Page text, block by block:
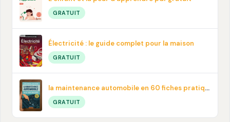
GRATUIT
Électricité : le guide complet pour la maison
GRATUIT
la maintenance automobile en 60 fiches pratiques en PDF
GRATUIT